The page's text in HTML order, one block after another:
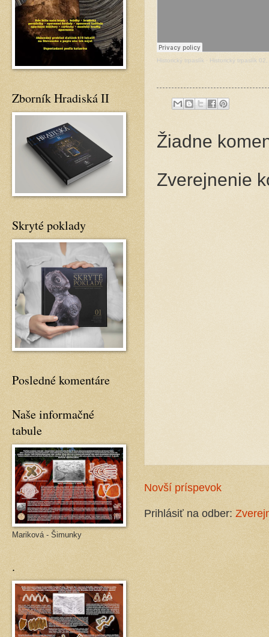
Historický trpaslík · Historický trpaslík
Žiadne
Zverejnenie
Novší príspevok
Prihlásiť na odber:
Zborník Hradiská II
Skryté poklady
Posledné komentáre
Naše informačné
tabule
Mariková - Šimunky
.